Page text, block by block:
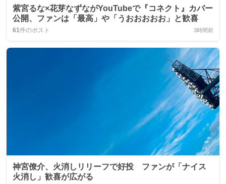
紫宮るな×花芽なずながYouTubeで『コネクト』カバー
公開、ファンは「最高」や「うおおおおお」と歓喜
61件のポスト 3時間前
神宮僚介、火消しリリーフで好投 ファンが「ナイス
火消し」歓喜が広がる